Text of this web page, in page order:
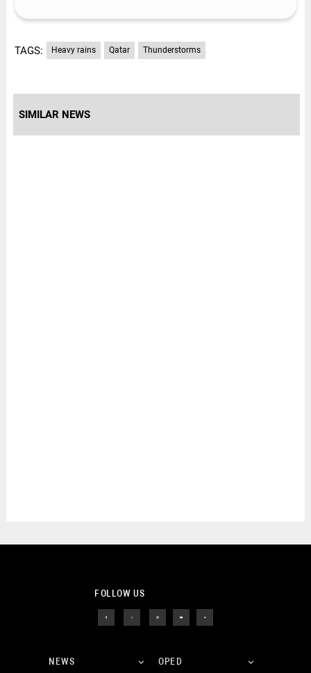
TAGS: Heavy rains Qatar Thunderstorms
SIMILAR NEWS
FOLLOW US
NEWS OPED